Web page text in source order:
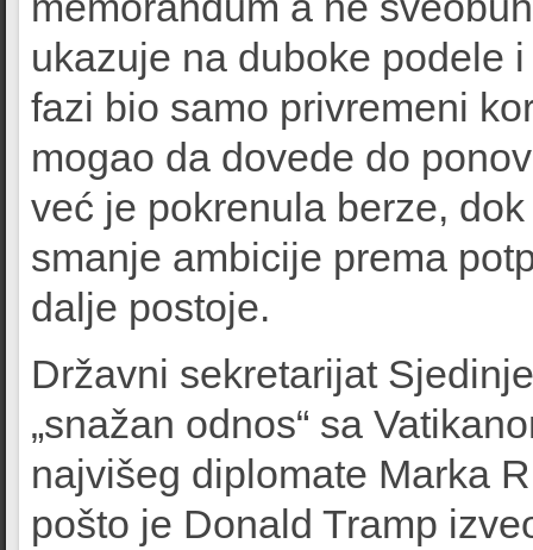
ukazuje na duboke podele
fazi bio samo privremeni
mogao da dovede do
već je pokrenula berze,
smanje ambicije prema
dalje postoje.
Državni sekretarijat
„snažan odnos“ sa
najvišeg diplomate Marka
pošto je Donald Tramp